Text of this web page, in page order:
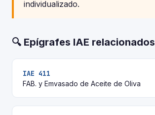
individualizado.
🔍 Epígrafes IAE relacionados
IAE 411
FAB. y Emvasado de Aceite de Oliva